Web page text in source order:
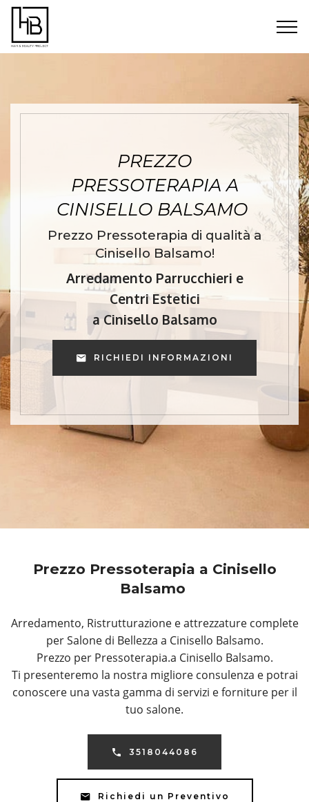
PREZZO
PRESSOTERAPIA A
CINISELLO BALSAMO
Prezzo Pressoterapia di qualità a
Cinisello Balsamo!
Arredamento Parrucchieri e
Centri Estetici
a Cinisello Balsamo
RICHIEDI INFORMAZIONI
Prezzo Pressoterapia a Cinisello
Balsamo
Arredamento, Ristrutturazione e attrezzature complete
per Salone di Bellezza a Cinisello Balsamo.
Prezzo per Pressoterapia.a Cinisello Balsamo.
Ti presenteremo la nostra migliore consulenza e potrai
conoscere una vasta gamma di servizi e forniture per il
tuo salone.
3518044086
Richiedi un Preventivo